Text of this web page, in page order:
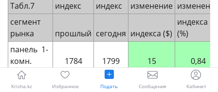
Табл.7 индекс индекс изменение
сегмент
рынка
прошлый сегодня индекса ($)
индекса
(%)
панель 1-
комн.
1784 1799 15
0,84
панель 2-
комн.
1776 1766 -10 -0,56
Krisha.kz Избранное Подать Сообщения Кабинет